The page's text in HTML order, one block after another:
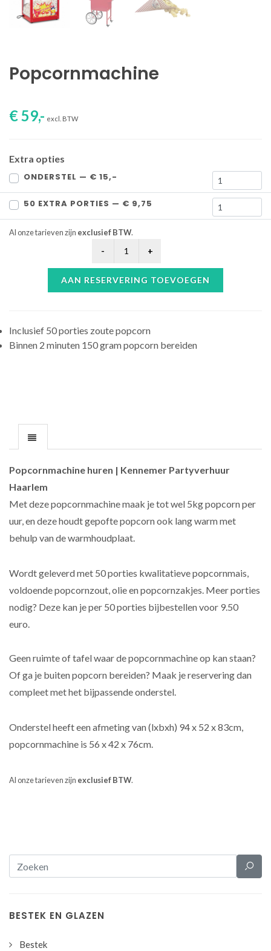
Popcornmachine
€ 59,- excl. BTW
Extra opties
ONDERSTEL — € 15,-
50 EXTRA PORTIES — € 9,75
Al onze tarieven zijn exclusief BTW.
AAN RESERVERING TOEVOEGEN
Inclusief 50 porties zoute popcorn
Binnen 2 minuten 150 gram popcorn bereiden
Popcornmachine huren | Kennemer Partyverhuur
Haarlem
Met deze popcornmachine maak je tot wel 5kg popcorn per
uur, en deze houdt gepofte popcorn ook lang warm met
behulp van de warmhoudplaat.
Wordt geleverd met 50 porties kwalitatieve popcornmais,
voldoende popcornzout, olie en popcornzakjes. Meer porties
nodig? Deze kan je per 50 porties bijbestellen voor 9.50
euro.
Geen ruimte of tafel waar de popcornmachine op kan staan?
Of ga je buiten popcorn bereiden? Maak je reservering dan
compleet met het bijpassende onderstel.
Onderstel heeft een afmeting van (lxbxh) 94 x 52 x 83cm,
popcornmachine is 56 x 42 x 76cm.
Al onze tarieven zijn exclusief BTW.
BESTEK EN GLAZEN
Bestek